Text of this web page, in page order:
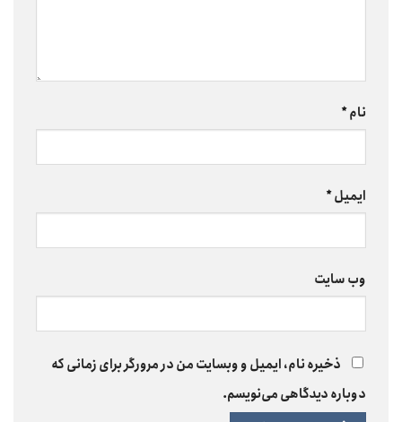
نام*
ایمیل*
وب‌ سایت
ذخیره نام، ایمیل و وبسایت من در مرورگر برای زمانی که
دوباره دیدگاهی می‌نویسم.